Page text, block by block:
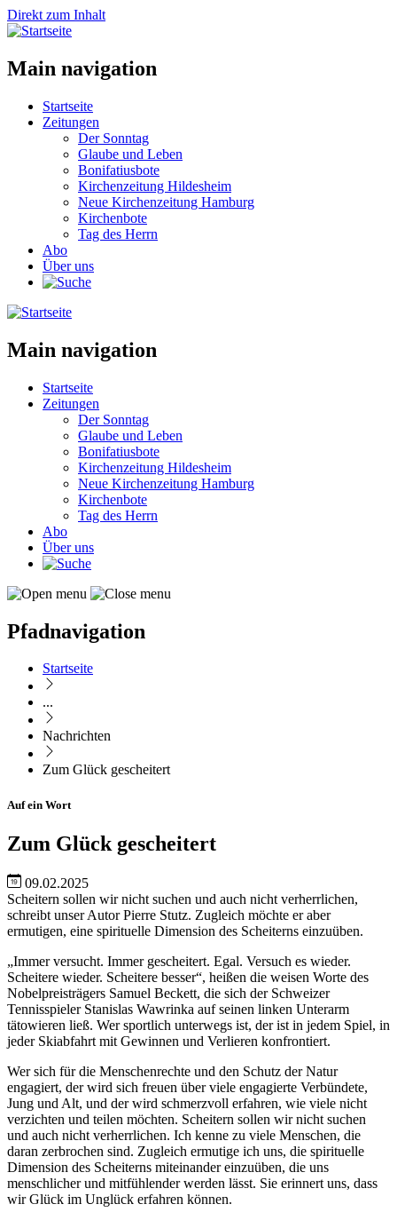
Direkt zum Inhalt
Main navigation
Startseite
Zeitungen
Der Sonntag
Glaube und Leben
Bonifatiusbote
Kirchenzeitung Hildesheim
Neue Kirchenzeitung Hamburg
Kirchenbote
Tag des Herrn
Abo
Über uns
Main navigation
Startseite
Zeitungen
Der Sonntag
Glaube und Leben
Bonifatiusbote
Kirchenzeitung Hildesheim
Neue Kirchenzeitung Hamburg
Kirchenbote
Tag des Herrn
Abo
Über uns
Pfadnavigation
Startseite
...
Nachrichten
Zum Glück gescheitert
Auf ein Wort
Zum Glück gescheitert
09.02.2025
Scheitern sollen wir nicht suchen und auch nicht verherrlichen,
schreibt unser Autor Pierre Stutz. Zugleich möchte er aber
ermutigen, eine spirituelle Dimension des Scheiterns einzuüben.
„Immer versucht. Immer gescheitert. Egal. Versuch es wieder.
Scheitere wieder. Scheitere besser“, heißen die weisen Worte des
Nobelpreisträgers Samuel Beckett, die sich der Schweizer
Tennisspieler Stanislas Wawrinka auf seinen linken Unterarm
tätowieren ließ. Wer sportlich unterwegs ist, der ist in jedem Spiel, in
jeder Skiabfahrt mit Gewinnen und Verlieren konfrontiert.
Wer sich für die Menschenrechte und den Schutz der Natur
engagiert, der wird sich freuen über viele engagierte Verbündete,
Jung und Alt, und der wird schmerzvoll erfahren, wie viele nicht
verzichten und teilen möchten. Scheitern sollen wir nicht suchen
und auch nicht verherrlichen. Ich kenne zu viele Menschen, die
daran zerbrochen sind. Zugleich ermutige ich uns, die spirituelle
Dimension des Scheiterns miteinander einzuüben, die uns
menschlicher und mitfühlender werden lässt. Sie erinnert uns, dass
wir Glück im Unglück erfahren können.